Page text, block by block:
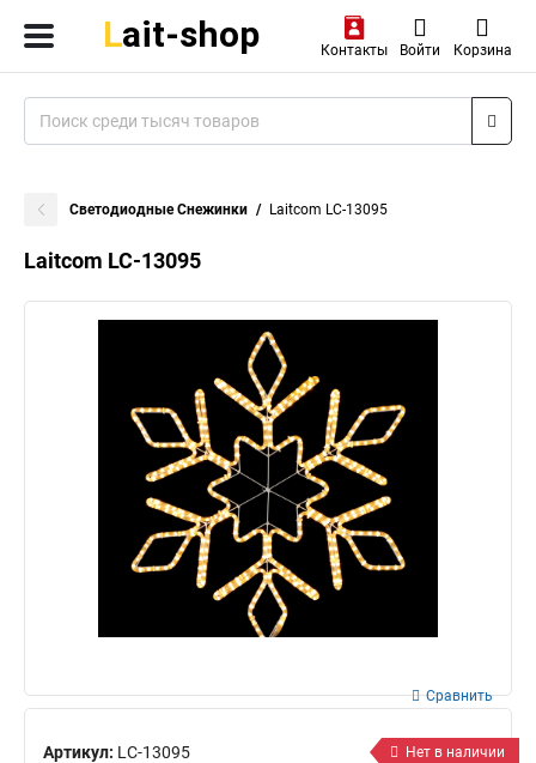
Контакты Войти Корзина
Светодиодные Снежинки Laitcom LC-13095
Laitcom LC-13095
Артикул: LC-13095
Сравнить
Нет в наличии